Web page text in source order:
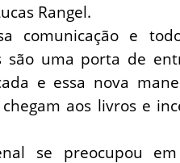
Rangel.
comunicação e
são uma porta de
e essa nova
aos livros e
se preocupou